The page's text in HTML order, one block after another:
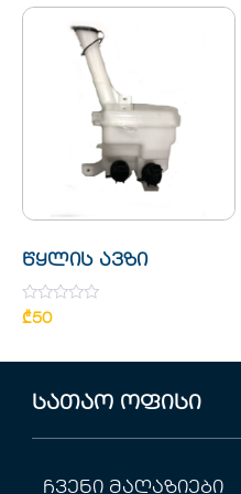
წყლის ავზი
Rated
0
₾50
სათაო ოფისი
ჩვენი მაღაზიები